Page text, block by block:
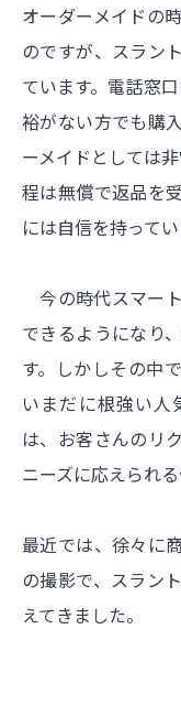
オーダーメイドの
のですが、スラン
ています。電話窓
裕がない方でも購
ーメイドとしては
程は無償で返品を
には自信を持ってい
今の時代スマー
できるようになり
す。しかしその中
いまだに根強い人
は、お客さんのリ
ニーズに応えられ
最近では、徐々に
の撮影で、スラン
えてきました。